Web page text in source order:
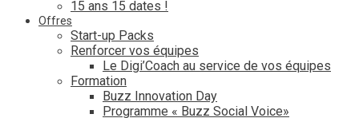
15 ans 15 dates !
Offres
Start-up Packs
Renforcer vos équipes
Le Digi’Coach au service de vos équipes
Formation
Buzz Innovation Day
Programme « Buzz Social Voice»